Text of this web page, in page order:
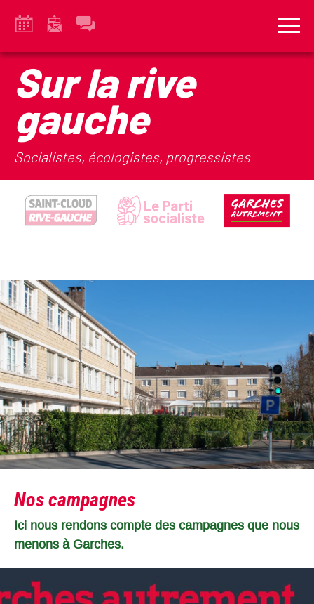
Sur la rive
gauche
Socialistes, écologistes, progressistes
Nos campagnes
Ici nous rendons compte des campagnes que nous
menons à Garches.